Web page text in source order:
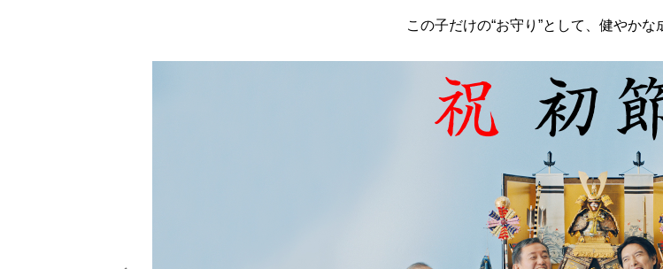
この子だけの“お守り”として、健やかな